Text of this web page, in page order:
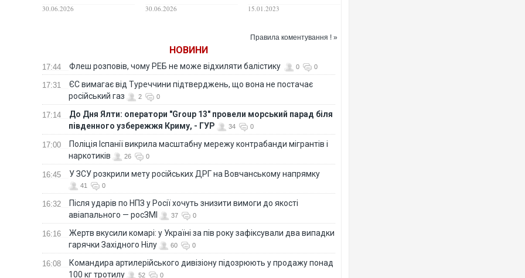
липня
30.06.2026 30.06.2026 15.01.2023
Правила коментування ! »
НОВИНИ
17:44 Флеш розповів, чому РЕБ не може відхиляти балістику 0 0
17:31
ЄС вимагає від Туреччини підтверджень, що вона не постачає
російський газ
2 0
17:14
До Дня Ялти: оператори "Group 13" провели морський парад біля
південного узбережжя Криму, - ГУР
34 0
17:00
Поліція Іспанії викрила масштабну мережу контрабанди мігрантів і
наркотиків
26 0
16:45 У ЗСУ розкрили мету російських ДРГ на Вовчанському напрямку
41 0
16:32
Після ударів по НПЗ у Росії хочуть знизити вимоги до якості
авіапального — росЗМІ
37 0
16:16
Жертв вкусили комарі: у Україні за пів року зафіксували два випадки
гарячки Західного Нілу
60 0
16:08
Командира артилерійського дивізіону підозрюють у продажу понад
100 кг тротилу
52 0
Ворог завдав комбінованого
двоє поранених. Ще десятеро
після атаки БПЛА по ринку на
В окупованій Ялті
порт: над містом навис стовп